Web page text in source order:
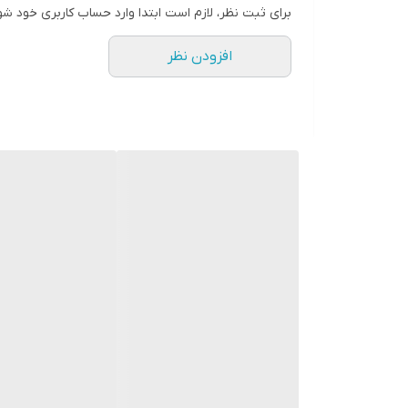
برای ثبت نظر، لازم است ابتدا وارد حساب کاربری خود
افزودن نظر